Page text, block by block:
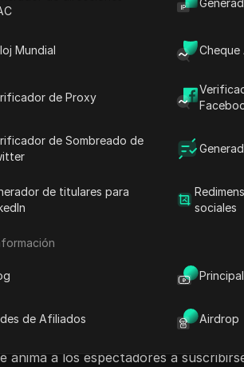
Mundial Cheque
de Proxy
de Sombreado de
de titulares para
sociales
de Afiliados Airdrop
video proporciona una guía paso a
de actuar dentro de un
dirigiendo a los usuarios al
se les solicita a los usuarios que
anima a los espectadores a